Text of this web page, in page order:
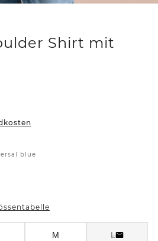
Shirt mit
blue
M L